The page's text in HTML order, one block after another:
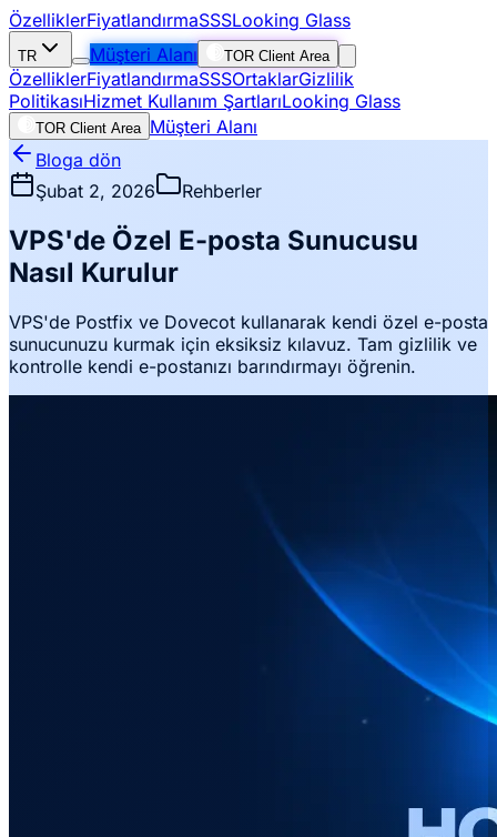
ÖzelliklerFiyatlandırmaSSSLooking Glass
TR Müşteri Alanı TOR Client Area
ÖzelliklerFiyatlandırmaSSSOrtaklarGizlilik
PolitikasıHizmet Kullanım ŞartlarıLooking Glass
TOR Client Area Müşteri Alanı
Bloga dön
Şubat 2, 2026
Rehberler
VPS'de Özel E-posta Sunucusu
Nasıl Kurulur
VPS'de Postfix ve Dovecot kullanarak kendi özel e-posta
sunucunuzu kurmak için eksiksiz kılavuz. Tam gizlilik ve
kontrolle kendi e-postanızı barındırmayı öğrenin.